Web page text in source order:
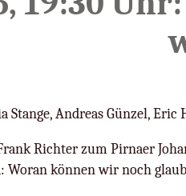
Andreas Günzel, Eric
Richter zum Pirnaer
Woran können wir noch